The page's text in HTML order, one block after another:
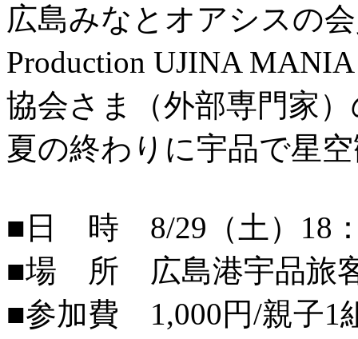
広島みなとオアシスの
Production UJINA
協会さま（外部専門家
夏の終わりに宇品で星
■日 時 8/29（土）18
■場 所 広島港宇品旅
■参加費 1,000円/親子1